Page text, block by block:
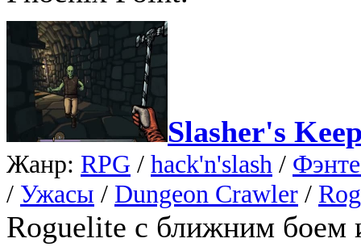
Slasher's
Жанр: RPG / hack'n'slash /
/ Ужасы / Dungeon Crawler /
Roguelite с ближним боем